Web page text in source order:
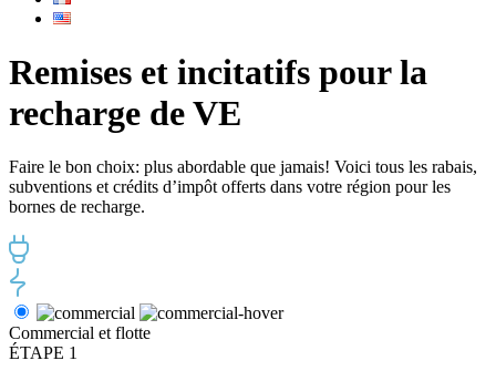
Remises et incitatifs pour la
recharge de VE
Faire le bon choix: plus abordable que jamais! Voici tous les rabais,
subventions et crédits d’impôt offerts dans votre région pour les
bornes de recharge.
Commercial et flotte
ÉTAPE 1